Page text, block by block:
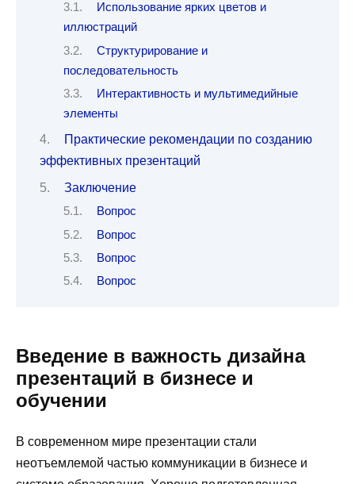
Использование ярких цветов и
иллюстраций
Структурирование и
последовательность
Интерактивность и мультимедийные
элементы
Практические рекомендации по созданию
эффективных презентаций
Заключение
Вопрос
Вопрос
Вопрос
Вопрос
Введение в важность дизайна
презентаций в бизнесе и
обучении
В современном мире презентации стали
неотъемлемой частью коммуникации в бизнесе и